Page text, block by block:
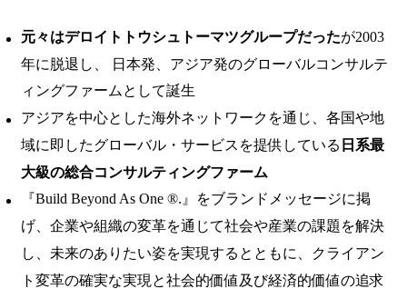
元々はデロイトトウシュトーマツグループだったが2003
年に脱退し、 日本発、アジア発のグローバルコンサルテ
ィングファームとして誕生
アジアを中心とした海外ネットワークを通じ、各国や地
域に即したグローバル・サービスを提供している 日系最
大級の総合コンサルティングファーム
『Build Beyond As One ®.』をブランドメッセージに掲
げ、企業や組織の変革を通じて社会や産業の課題を解決
し、未来のありたい姿を実現するとともに、クライアン
ト変革の確実な実現と社会的価値及び経済的価値の追求